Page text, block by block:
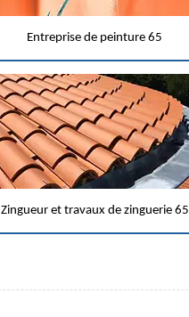
Entreprise de peinture 65
Zingueur et travaux de zinguerie 65